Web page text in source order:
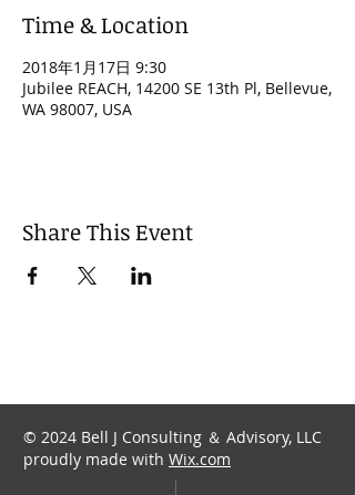
Time & Location
2018年1月17日 9:30
Jubilee REACH, 14200 SE 13th Pl, Bellevue,
WA 98007, USA
Share This Event
© 2024 Bell J Consulting ＆ Advisory, LLC
proudly made with Wix.com